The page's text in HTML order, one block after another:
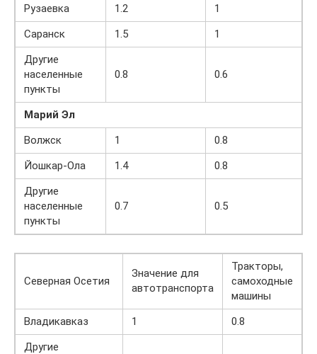
Рузаевка
1.2
1
Саранск
1.5
1
Другие
населенные
пункты
0.8 0.6
Марий Эл
Волжск
1
0.8
Йошкар-Ола
1.4
0.8
Другие
населенные
пункты
0.7 0.5
Северная Осетия
Значение для
автотранспорта
Тракторы,
самоходные
машины
Владикавказ
1
0.8
Другие